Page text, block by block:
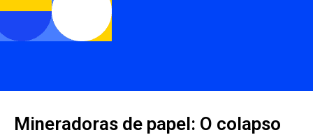
Mineradoras de papel: O colapso